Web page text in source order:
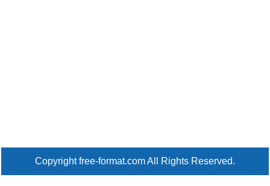
Copyright free-format.com All Rights Reserved.